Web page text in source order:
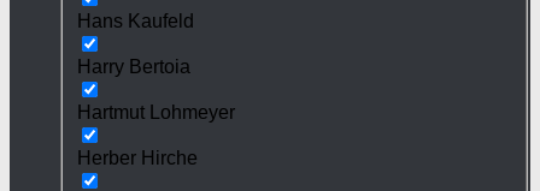
Hans Kaufeld
Harry Bertoia
Hartmut Lohmeyer
Herber Hirche